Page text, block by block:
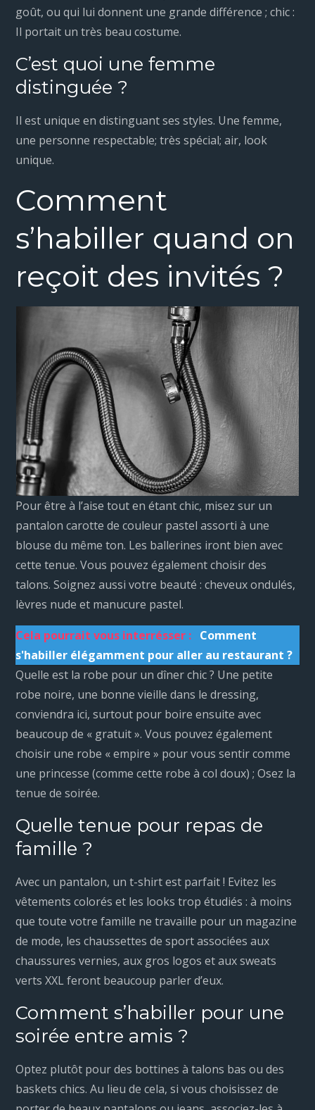
goût, ou qui lui donnent une grande différence ; chic :
Il portait un très beau costume.
C’est quoi une femme
distinguée ?
Il est unique en distinguant ses styles. Une femme,
une personne respectable; très spécial; air, look
unique.
Comment
s’habiller quand on
reçoit des invités ?
Pour être à l’aise tout en étant chic, misez sur un
pantalon carotte de couleur pastel assorti à une
blouse du même ton. Les ballerines iront bien avec
cette tenue. Vous pouvez également choisir des
talons. Soignez aussi votre beauté : cheveux ondulés,
lèvres nude et manucure pastel.
Cela pourrait vous interrésser : Comment
s'habiller élégamment pour aller au restaurant ?
Quelle est la robe pour un dîner chic ? Une petite
robe noire, une bonne vieille dans le dressing,
conviendra ici, surtout pour boire ensuite avec
beaucoup de « gratuit ». Vous pouvez également
choisir une robe « empire » pour vous sentir comme
une princesse (comme cette robe à col doux) ; Osez la
tenue de soirée.
Quelle tenue pour repas de
famille ?
Avec un pantalon, un t-shirt est parfait ! Evitez les
vêtements colorés et les looks trop étudiés : à moins
que toute votre famille ne travaille pour un magazine
de mode, les chaussettes de sport associées aux
chaussures vernies, aux gros logos et aux sweats
verts XXL feront beaucoup parler d’eux.
Comment s’habiller pour une
soirée entre amis ?
Optez plutôt pour des bottines à talons bas ou des
baskets chics. Au lieu de cela, si vous choisissez de